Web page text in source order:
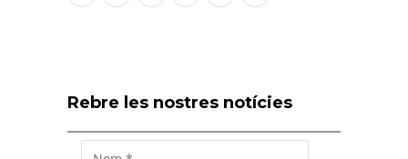
Rebre les nostres notícies